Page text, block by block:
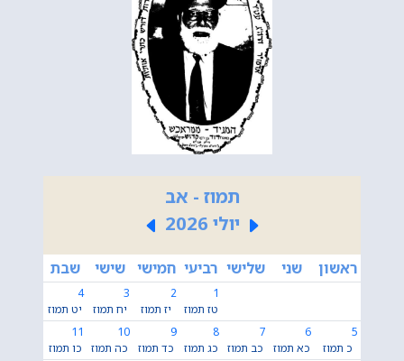
תמוז - אב
יולי 2026
ראשון שני שלישי רביעי חמישי שישי שבת
1
טז תמוז
2
יז תמוז
3
יח תמוז
4
יט תמוז
5
כ תמוז
6
כא תמוז
7
כב תמוז
8
כג תמוז
9
כד תמוז
10
כה תמוז
11
כו תמוז